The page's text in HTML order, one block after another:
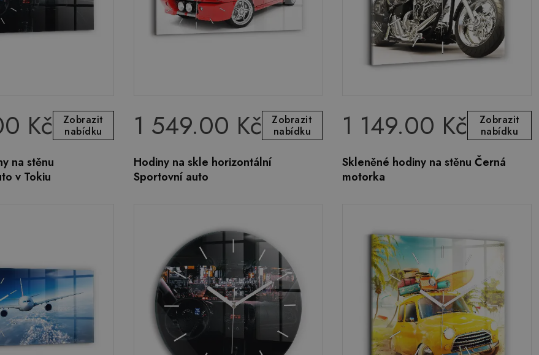
Kč
Zobrazit
nabídku
na stěnu
v Tokiu
1 549.00 Kč
Zobrazit
nabídku
Hodiny na skle horizontální
Sportovní auto
1 149.00 Kč
Zobrazit
nabídku
Skleněné hodiny na stěnu Černá
motorka